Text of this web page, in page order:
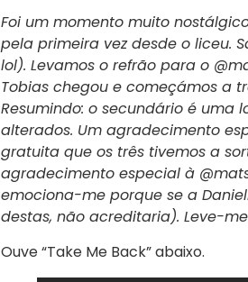
Foi um momento muito
pela primeira vez desde o liceu.
lol). Levamos o refrão para o
Tobias chegou e começámos a
Resumindo: o secundário é uma
alterados. Um agradecimento
gratuita que os três tivemos a
agradecimento especial à
emociona-me porque se a
destas, não acreditaria). Leve-
Ouve “Take Me Back” abaixo.